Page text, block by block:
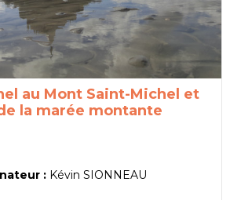
au Mont Saint-Michel et
la marée montante
: Kévin SIONNEAU